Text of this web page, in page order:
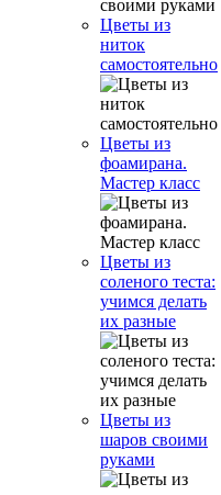
Цветы из
ниток
самостоятельно
Цветы из
фоамирана.
Мастер класс
Цветы из
соленого теста:
учимся делать
их разные
Цветы из
шаров своими
руками